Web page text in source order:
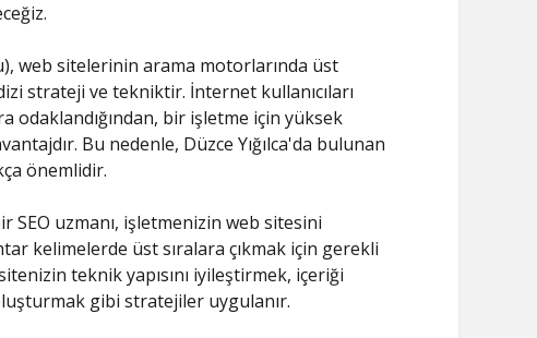
LISTESI
web sitelerinin arama motorlarında üst
strateji ve tekniktir. İnternet kullanıcıları
odaklandığından, bir işletme için yüksek
Bu nedenle, Düzce Yığılca'da bulunan
önemlidir.
SEO uzmanı, işletmenizin web sitesini
kelimelerde üst sıralara çıkmak için gerekli
teknik yapısını iyileştirmek, içeriği
gibi stratejiler uygulanır.